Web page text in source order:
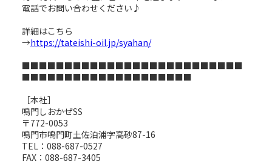
電話でお問い合わせください♪
詳細はこちら
→https://tateishi-oil.jp/syahan/
■■■■■■■■■■■■■■■■■■■■■■■■■■
■■■■■■■■■■■■■■■■■■■■
［本社］
鳴門しおかぜSS
〒772-0053
鳴門市鳴門町土佐泊浦字高砂87-16
TEL：088-687-0527
FAX：088-687-3405